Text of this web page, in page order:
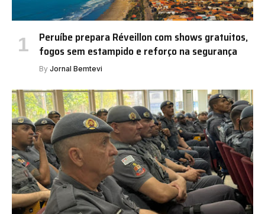
Peruíbe prepara Réveillon com shows gratuitos,
fogos sem estampido e reforço na segurança
By Jornal Bemtevi